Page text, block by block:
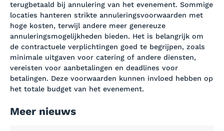
terugbetaald bij annulering van het evenement. Sommige
locaties hanteren strikte annuleringsvoorwaarden met
hoge kosten, terwijl andere meer genereuze
annuleringsmogelijkheden bieden. Het is belangrijk om
de contractuele verplichtingen goed te begrijpen, zoals
minimale uitgaven voor catering of andere diensten,
vereisten voor aanbetalingen en deadlines voor
betalingen. Deze voorwaarden kunnen invloed hebben op
het totale budget van het evenement.
Meer nieuws